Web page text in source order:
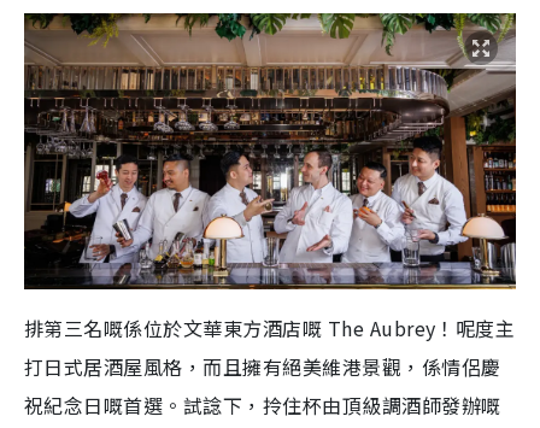
排第三名嘅係位於文華東方酒店嘅 The Aubrey！呢度主
打日式居酒屋風格，而且擁有絕美維港景觀，係情侶慶
祝紀念日嘅首選。試諗下，拎住杯由頂級調酒師發辦嘅